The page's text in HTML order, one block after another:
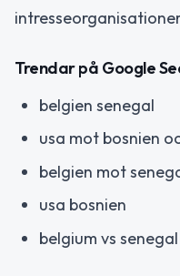
Trendar på Google
belgien senegal
usa mot bosnien
belgien mot
usa bosnien
belgium vs senegal